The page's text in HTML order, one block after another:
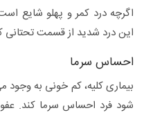
اگرچه درد کمر و پهلو شایع
این درد شدید از قسمت
احساس سرما
بیماری کلیه، کم خونی به
شود فرد احساس سرما کند.